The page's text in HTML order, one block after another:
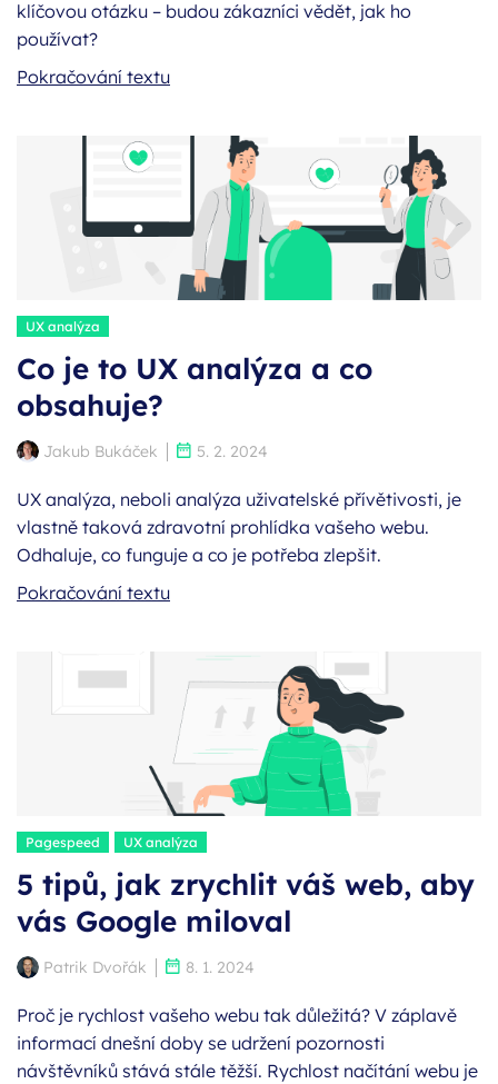
klíčovou otázku – budou zákazníci vědět, jak ho
používat?
Pokračování textuVíte, co je to uživatelské testování?
Co je to UX analýza a co
obsahuje?
Autor:Jakub Bukáček
Štítky:
UX analýza
Publikováno:
5. 2. 2024
UX analýza, neboli analýza uživatelské přívětivosti, je
vlastně taková zdravotní prohlídka vašeho webu.
Odhaluje, co funguje a co je potřeba zlepšit.
Pokračování textuCo je to UX analýza a co obsahuje?
5 tipů, jak zrychlit váš web, aby
vás Google miloval
Autor:Patrik Dvořák
Štítky:
Pagespeed UX analýza
Publikováno:
8. 1. 2024
Proč je rychlost vašeho webu tak důležitá? V záplavě
informací dnešní doby se udržení pozornosti
návštěvníků stává stále těžší. Rychlost načítání webu je